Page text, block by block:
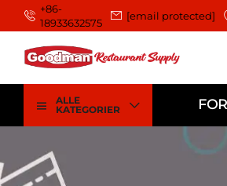
+86-
18933632575
[email protected]
ALLE
KATEGORIER